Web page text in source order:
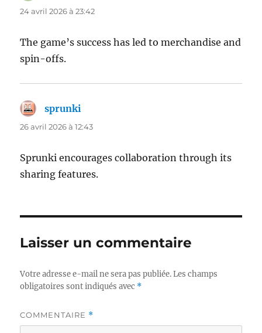
24 avril 2026 à 23:42
The game’s success has led to merchandise and
spin-offs.
sprunki
26 avril 2026 à 12:43
Sprunki encourages collaboration through its
sharing features.
Laisser un commentaire
Votre adresse e-mail ne sera pas publiée. Les champs
obligatoires sont indiqués avec *
COMMENTAIRE *